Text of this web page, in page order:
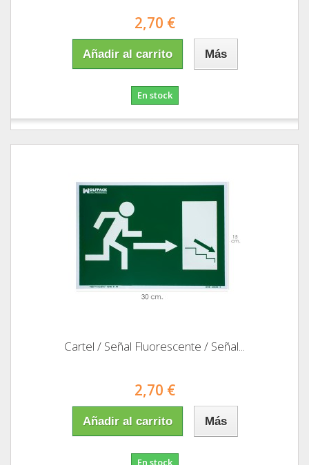
2,70 €
Añadir al carrito Más
En stock
Cartel / Señal Fluorescente / Señal...
2,70 €
Añadir al carrito Más
En stock